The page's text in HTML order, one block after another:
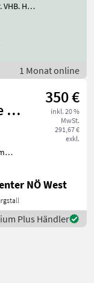
Hof-
1 Monat online
350 €
inkl. 20 %
MwSt.
291,67 €
exkl.
und
NÖ West
Plus Händler